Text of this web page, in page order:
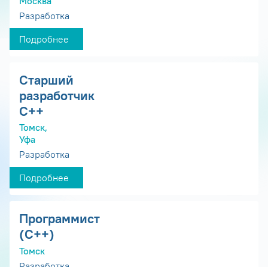
Разработка
Подробнее
Старший
разработчик
С++
Томск,
Уфа
Разработка
Подробнее
Программист
(С++)
Томск